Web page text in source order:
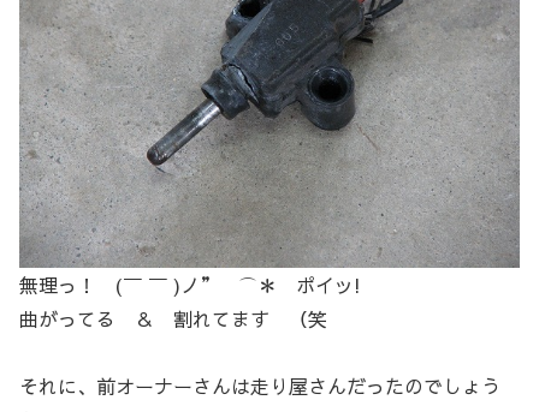
無理っ！ (￣ ￣ )ノ” ⌒＊ ポイッ!
曲がってる ＆ 割れてます （笑
それに、前オーナーさんは走り屋さんだったのでしょう